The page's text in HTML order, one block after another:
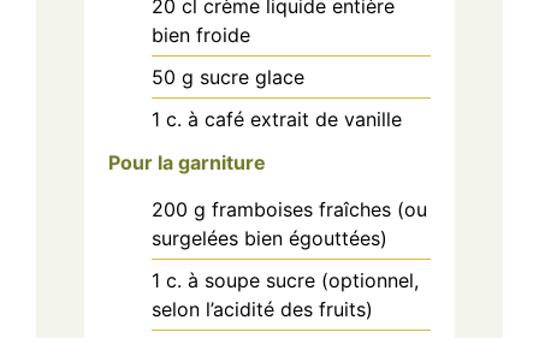
20 cl crème liquide entière
bien froide
50 g sucre glace
1 c. à café extrait de vanille
Pour la garniture
200 g framboises fraîches (ou
surgelées bien égouttées)
1 c. à soupe sucre (optionnel,
selon l’acidité des fruits)